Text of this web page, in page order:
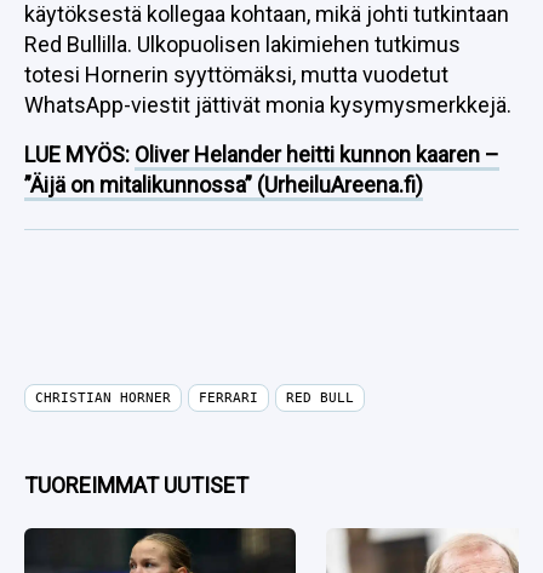
käytöksestä kollegaa kohtaan, mikä johti tutkintaan
Red Bullilla. Ulkopuolisen lakimiehen tutkimus
totesi Hornerin syyttömäksi, mutta vuodetut
WhatsApp-viestit jättivät monia kysymysmerkkejä.
LUE MYÖS: Oliver Helander heitti kunnon kaaren –
”Äijä on mitalikunnossa” (UrheiluAreena.fi)
CHRISTIAN HORNER FERRARI RED BULL
TUOREIMMAT UUTISET